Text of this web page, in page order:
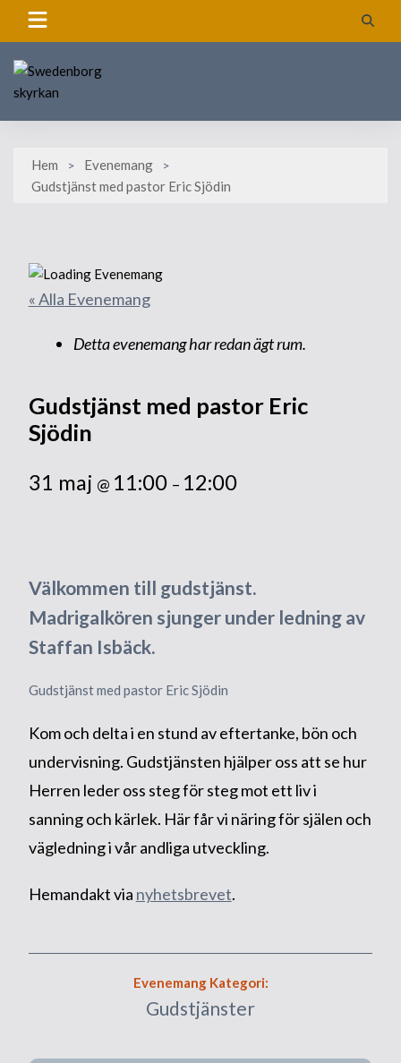
Hem
Evenemang
Gudstjänst med pastor Eric Sjödin
« Alla Evenemang
Detta evenemang har redan ägt rum.
Gudstjänst med pastor Eric
Sjödin
31 maj @ 11:00 – 12:00
Välkommen till gudstjänst.
Madrigalkören sjunger under ledning av
Staffan Isbäck.
Gudstjänst med pastor Eric Sjödin
Kom och delta i en stund av eftertanke, bön och
undervisning. Gudstjänsten hjälper oss att se hur
Herren leder oss steg för steg mot ett liv i
sanning och kärlek. Här får vi näring för själen och
vägledning i vår andliga utveckling.
Hemandakt via nyhetsbrevet.
Evenemang Kategori:
Gudstjänster